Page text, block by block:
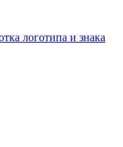
логотипа и знака